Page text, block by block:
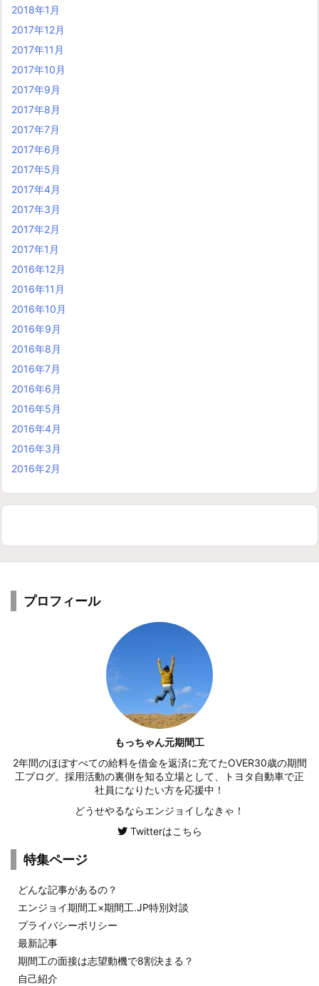
2018年1月
2017年12月
2017年11月
2017年10月
2017年9月
2017年8月
2017年7月
2017年6月
2017年5月
2017年4月
2017年3月
2017年2月
2017年1月
2016年12月
2016年11月
2016年10月
2016年9月
2016年8月
2016年7月
2016年6月
2016年5月
2016年4月
2016年3月
2016年2月
プロフィール
もっちゃん元期間工
2年間のほぼすべての給料を借金を返済に充てたOVER30歳の期間
工ブログ。採用活動の裏側を知る立場として、トヨタ自動車で正
社員になりたい方を応援中！
どうせやるならエンジョイしなきゃ！
Twitterはこちら
特集ページ
どんな記事があるの？
エンジョイ期間工×期間工.JP特別対談
プライバシーポリシー
最新記事
期間工の面接は志望動機で8割決まる？
自己紹介